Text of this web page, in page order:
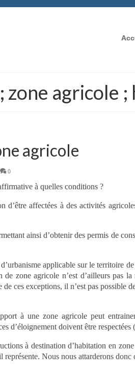
agricole ;
agricole
0
à quelles conditions ?
d’être affectées à des activités
ainsi d’obtenir des permis de
applicable sur le territoire
de zone agricole n’est d’ailleurs pas
ces exceptions, il n’est pas possible
à une zone agricole peut
d’éloignement doivent être respectées (
à destination d’habitation en
Nous nous attarderons donc